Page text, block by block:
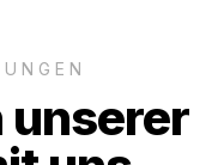
unserer